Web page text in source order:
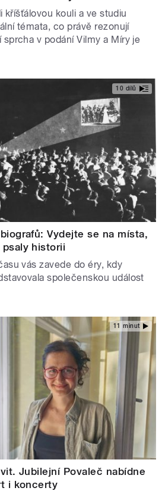
kříšťálovou kouli a ve studiu
témata, co právě rezonují
v podání Vilmy a Míry je
10 dílů
Vydejte se na místa,
historii
vás zavede do éry, kdy
společenskou událost
11 minut
Jubilejní Povaleč nabídne
i koncerty